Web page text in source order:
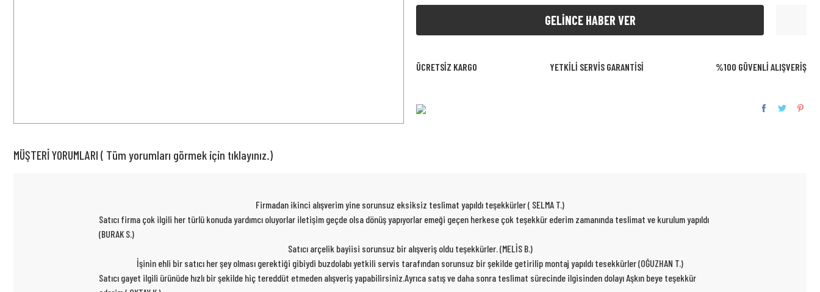
GELİNCE HABER VER
ÜCRETSİZ KARGO YETKİLİ SERVİS GARANTİSİ %100 GÜVENLİ ALIŞVERİŞ
MÜŞTERİ YORUMLARI ( Tüm yorumları görmek için tıklayınız.)
Firmadan ikinci alışverim yine sorunsuz eksiksiz teslimat yapıldı teşekkürler ( SELMA T.)
Satıcı firma çok ilgili her türlü konuda yardımcı oluyorlar iletişim geçde olsa dönüş yapıyorlar emeği geçen herkese çok teşekkür ederim zamanında teslimat ve kurulum yapıldı
(BURAK S.)
Satıcı arçelik bayiisi sorunsuz bir alışveriş oldu teşekkürler. (MELİS B.)
İşinin ehli bir satıcı her şey olması gerektiği gibiydi buzdolabı yetkili servis tarafından sorunsuz bir şekilde getirilip montaj yapıldı tesekkürler (OĞUZHAN T.)
Satıcı gayet ilgili ürünüde hızlı bir şekilde hiç tereddüt etmeden alışveriş yapabilirsiniz.Ayrıca satış ve daha sonra teslimat sürecinde ilgisinden dolayı Aşkın beye teşekkür